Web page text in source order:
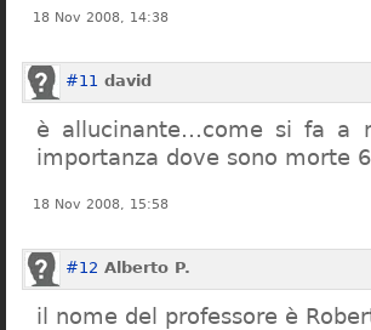
18 Nov 2008, 14:38
#11 david
è allucinante…come si fa a
importanza dove sono morte
18 Nov 2008, 15:58
#12 Alberto P.
il nome del professore è